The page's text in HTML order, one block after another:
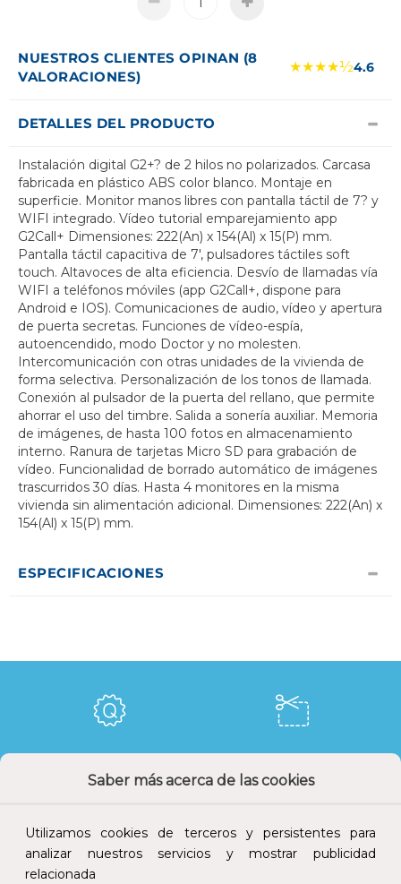
Saber más acerca de las cookies
Utilizamos cookies de terceros y persistentes para
analizar nuestros servicios y mostrar publicidad
relacionada
NUESTROS CLIENTES OPINAN (8
VALORACIONES)
★★★★½4.6
DETALLES DEL PRODUCTO
Instalación digital G2+? de 2 hilos no polarizados. Carcasa
fabricada en plástico ABS color blanco. Montaje en
superficie. Monitor manos libres con pantalla táctil de 7? y
WIFI integrado. Vídeo tutorial emparejamiento app
G2Call+ Dimensiones: 222(An) x 154(Al) x 15(P) mm.
Pantalla táctil capacitiva de 7', pulsadores táctiles soft
touch. Altavoces de alta eficiencia. Desvío de llamadas vía
WIFI a teléfonos móviles (app G2Call+, dispone para
Android e IOS). Comunicaciones de audio, vídeo y apertura
de puerta secretas. Funciones de vídeo-espía,
autoencendido, modo Doctor y no molesten.
Intercomunicación con otras unidades de la vivienda de
forma selectiva. Personalización de los tonos de llamada.
Conexión al pulsador de la puerta del rellano, que permite
ahorrar el uso del timbre. Salida a sonería auxiliar. Memoria
de imágenes, de hasta 100 fotos en almacenamiento
interno. Ranura de tarjetas Micro SD para grabación de
vídeo. Funcionalidad de borrado automático de imágenes
trascurridos 30 días. Hasta 4 monitores en la misma
vivienda sin alimentación adicional. Dimensiones: 222(An) x
154(Al) x 15(P) mm.
ESPECIFICACIONES
Devoluciones